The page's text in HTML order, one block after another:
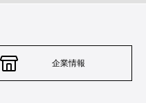
企業情報